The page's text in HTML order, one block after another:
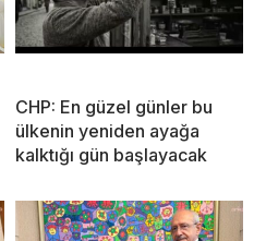
CHP: En güzel günler bu
ülkenin yeniden ayağa
kalktığı gün başlayacak